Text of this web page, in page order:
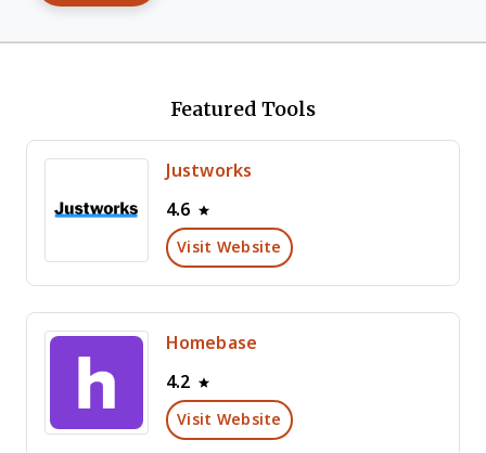
Featured Tools
Justworks
4.6
Visit Website
Homebase
4.2
Visit Website